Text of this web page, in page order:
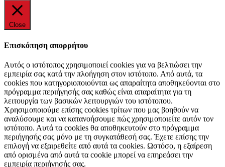
Close
Επισκόπηση απορρήτου
Αυτός ο ιστότοπος χρησιμοποιεί cookies για να βελτιώσει την
εμπειρία σας κατά την πλοήγηση στον ιστότοπο. Από αυτά, τα
cookies που κατηγοριοποιούνται ως απαραίτητα αποθηκεύονται στο
πρόγραμμα περιήγησής σας καθώς είναι απαραίτητα για τη
λειτουργία των βασικών λειτουργιών του ιστότοπου.
Χρησιμοποιούμε επίσης cookies τρίτων που μας βοηθούν να
αναλύσουμε και να κατανοήσουμε πώς χρησιμοποιείτε αυτόν τον
ιστότοπο. Αυτά τα cookies θα αποθηκευτούν στο πρόγραμμα
περιήγησής σας μόνο με τη συγκατάθεσή σας. Έχετε επίσης την
επιλογή να εξαιρεθείτε από αυτά τα cookies. Ωστόσο, η εξαίρεση
από ορισμένα από αυτά τα cookie μπορεί να επηρεάσει την
εμπειρία περιήγησής σας.